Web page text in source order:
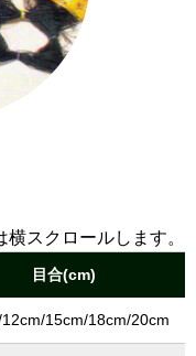
スクロールします。
目合(cm)
15cm/18cm/20cm